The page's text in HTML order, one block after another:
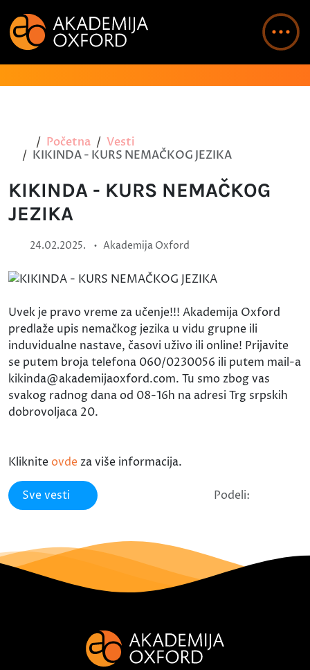
Početna
Vesti
KIKINDA - KURS NEMAČKOG JEZIKA
KIKINDA - KURS NEMAČKOG
JEZIKA
24.02.2025. • Akademija Oxford
Uvek je pravo vreme za učenje!!! Akademija Oxford
predlaže upis nemačkog jezika u vidu grupne ili
induvidualne nastave, časovi uživo ili online! Prijavite
se putem broja telefona 060/0230056 ili putem mail-a
kikinda@akademijaoxford.com. Tu smo zbog vas
svakog radnog dana od 08-16h na adresi Trg srpskih
dobrovoljaca 20.
Kliknite ovde za više informacija.
Sve vesti Podeli: